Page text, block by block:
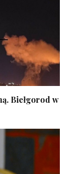
Biełgorod w